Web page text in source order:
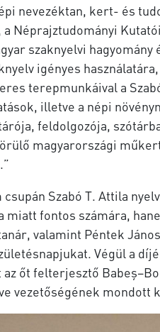
nevezéktan, kert- és
a Néprajztudományi
szaknyelvi
igényes
terepmunkáival a
illetve a népi
feldolgozója,
magyarországi
Szabó T. Attila
fontos számára,
valamint Péntek
Végül a
őt felterjesztő
vezetőségének mondott